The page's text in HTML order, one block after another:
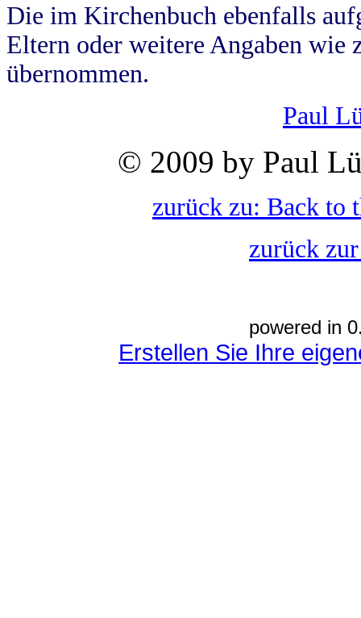
Die im Kirchenbuch ebenfalls
Eltern oder weitere Angaben wie
übernommen.
Paul
© 2009 by Paul
zurück zu: Back to
zurück
powered in
Erstellen Sie Ihre